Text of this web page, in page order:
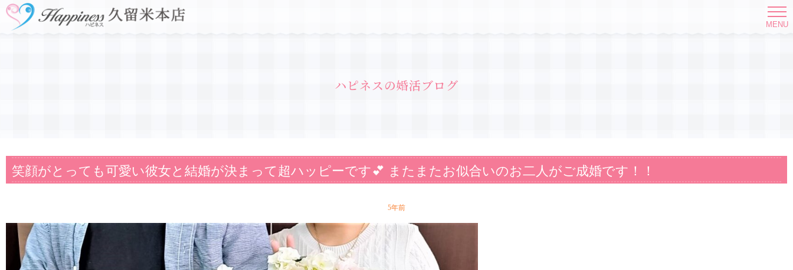
MENU
ハピネスの婚活ブログ
笑顔がとっても可愛い彼女と結婚が決まって超ハッピーです💕 またまたお似合いのお二人がご成婚です！！
5年前